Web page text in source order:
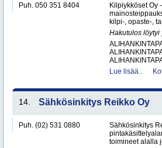
Puh. 050 351 8404
Kilpiykköset Oy
kilpi-, opaste-,
Hakutulos löytyi
Lue lisää..
14. Sähkösinkitys Reikko Oy
Puh. (02) 531 0880
Sähkösinkitys
toimineet alalla